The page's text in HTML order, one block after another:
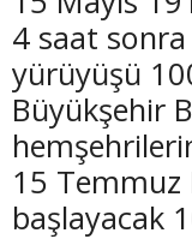
4 saat
yürüyüşü
Büyükşehir
15 Temmuz
başlayacak